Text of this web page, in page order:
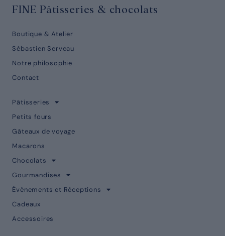
FINE Pâtisseries & chocolats
Boutique & Atelier
Sébastien Serveau
Notre philosophie
Contact
Pâtisseries
Petits fours
Gâteaux de voyage
Macarons
Chocolats
Gourmandises
Évènements et Réceptions
Cadeaux
Accessoires